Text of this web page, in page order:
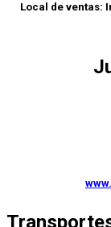
Local de ventas: